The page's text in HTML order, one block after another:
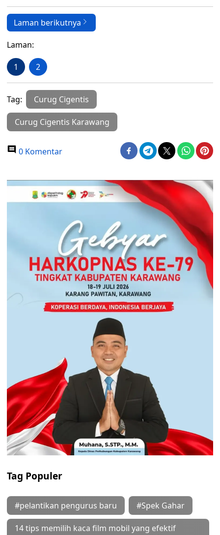
Laman berikutnya
Laman:
1 2
Tag: Curug Cigentis
Curug Cigentis Karawang
0 Komentar
Tag Populer
#pelantikan pengurus baru #Spek Gahar
14 tips memilih kaca film mobil yang efektif